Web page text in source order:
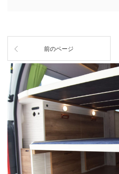
前のページ